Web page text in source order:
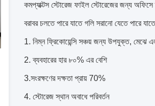
কমপ্যাক্টস স্টোরেজ ফাইল স্টোরেজের জন্য অফিসে
বরাবর চলতে পারে যাতে গলি সরানো যেতে পারে
1. নিম্ন ফ্রিকোয়েন্সি সঞ্চয় জন্য উপযুক্ত, মেঝে
2. ব্যবহারের হার ৮০% এর বেশি
3.সংরক্ষণের দক্ষতা প্রায় 70%
4. স্টোরেজ স্থান অবাধে পরিবর্তন